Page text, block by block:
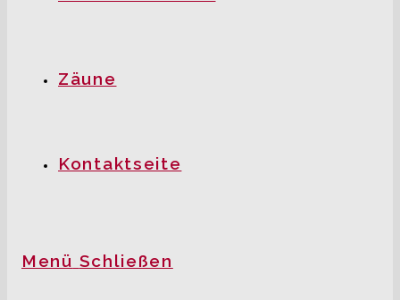
Zäune
Kontaktseite
Menü Schließen